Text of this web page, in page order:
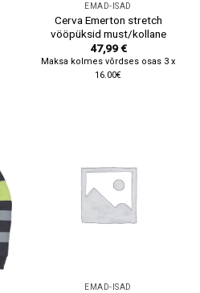
EMAD-ISAD
Cerva Emerton stretch
vööpüksid must/kollane
47,99€
Maksa kolmes võrdses osas 3 x
16.00€
EMAD-ISAD